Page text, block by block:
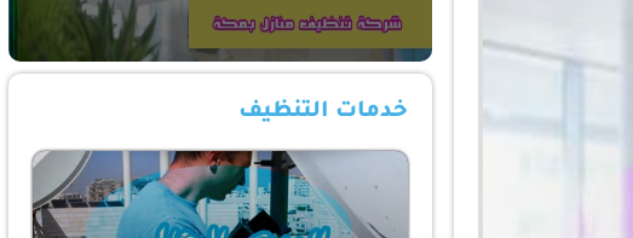
خدمات التنظيف